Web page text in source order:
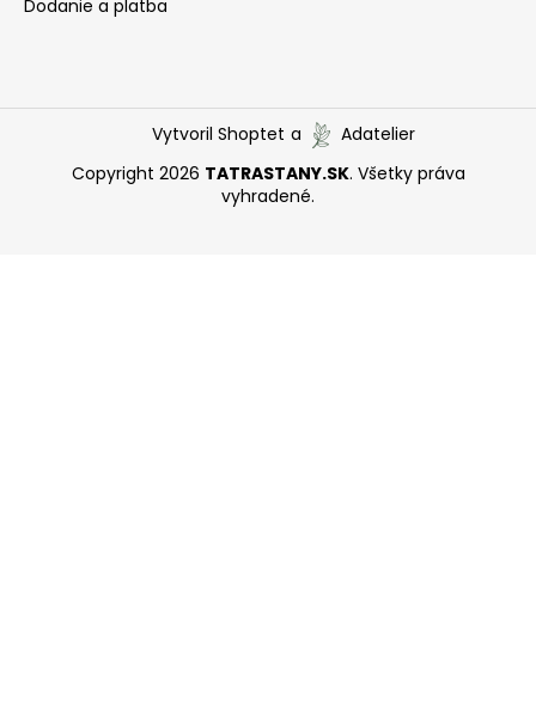
Dodanie a platba
Vytvoril Shoptet a
Adatelier
Copyright 2026 TATRASTANY.SK. Všetky práva
vyhradené.